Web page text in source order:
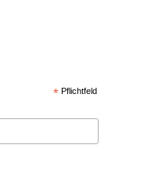
* Pflichtfeld